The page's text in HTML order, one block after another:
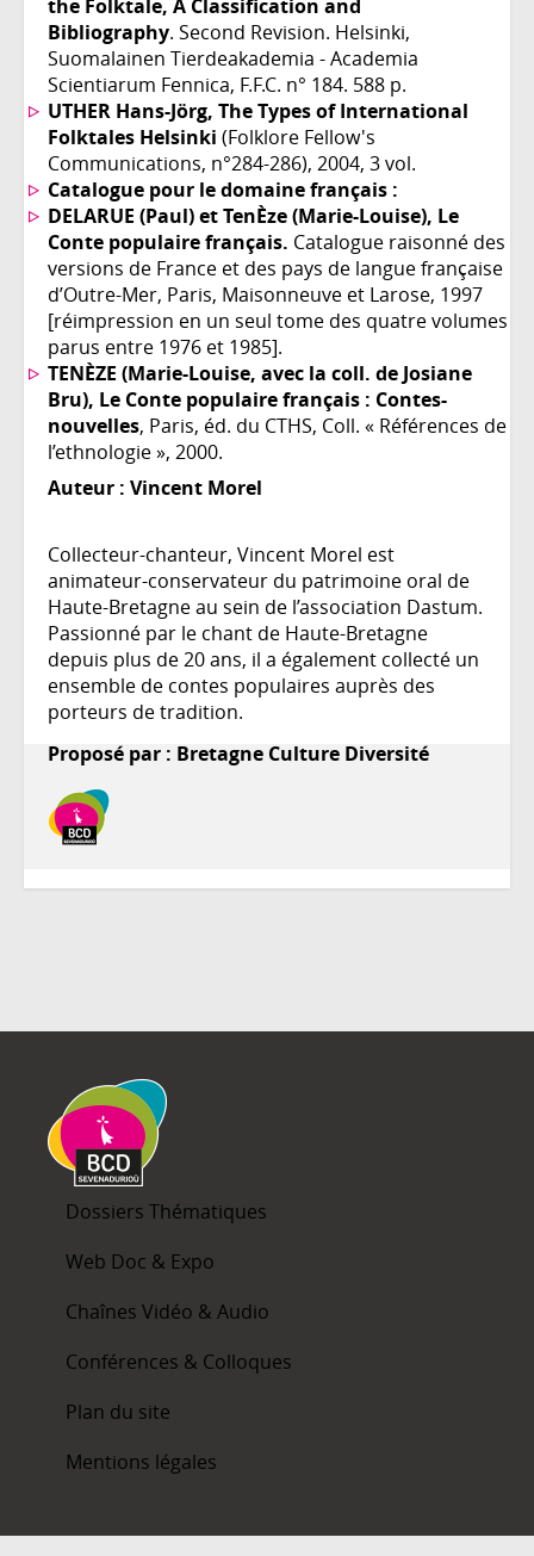
the Folktale, A Classification and
Bibliography. Second Revision. Helsinki,
Suomalainen Tierdeakademia - Academia
Scientiarum Fennica, F.F.C. n° 184. 588 p.
UTHER Hans-Jörg, The Types of International
Folktales Helsinki (Folklore Fellow's
Communications, n°284-286), 2004, 3 vol.
Catalogue pour le domaine français :
DELARUE (Paul) et TenÈze (Marie-Louise), Le
Conte populaire français. Catalogue raisonné des
versions de France et des pays de langue française
d’Outre-Mer, Paris, Maisonneuve et Larose, 1997
[réimpression en un seul tome des quatre volumes
parus entre 1976 et 1985].
TENÈZE (Marie-Louise, avec la coll. de Josiane
Bru), Le Conte populaire français : Contes-
nouvelles, Paris, éd. du CTHS, Coll. « Références de
l’ethnologie », 2000.
Auteur : Vincent Morel
Collecteur-chanteur, Vincent Morel est
animateur-conservateur du patrimoine oral de
Haute-Bretagne au sein de l’association Dastum.
Passionné par le chant de Haute-Bretagne
depuis plus de 20 ans, il a également collecté un
ensemble de contes populaires auprès des
porteurs de tradition.
Proposé par : Bretagne Culture Diversité
Dossiers Thématiques
Web Doc & Expo
Chaînes Vidéo & Audio
Conférences & Colloques
Plan du site
Mentions légales